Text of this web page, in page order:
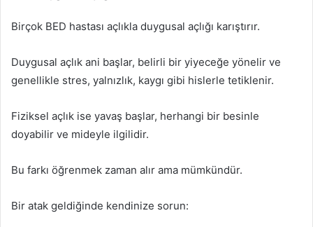
Birçok BED hastası açlıkla duygusal açlığı karıştırır.
Duygusal açlık ani başlar, belirli bir yiyeceğe yönelir ve
genellikle stres, yalnızlık, kaygı gibi hislerle tetiklenir.
Fiziksel açlık ise yavaş başlar, herhangi bir besinle
doyabilir ve mideyle ilgilidir.
Bu farkı öğrenmek zaman alır ama mümkündür.
Bir atak geldiğinde kendinize sorun: